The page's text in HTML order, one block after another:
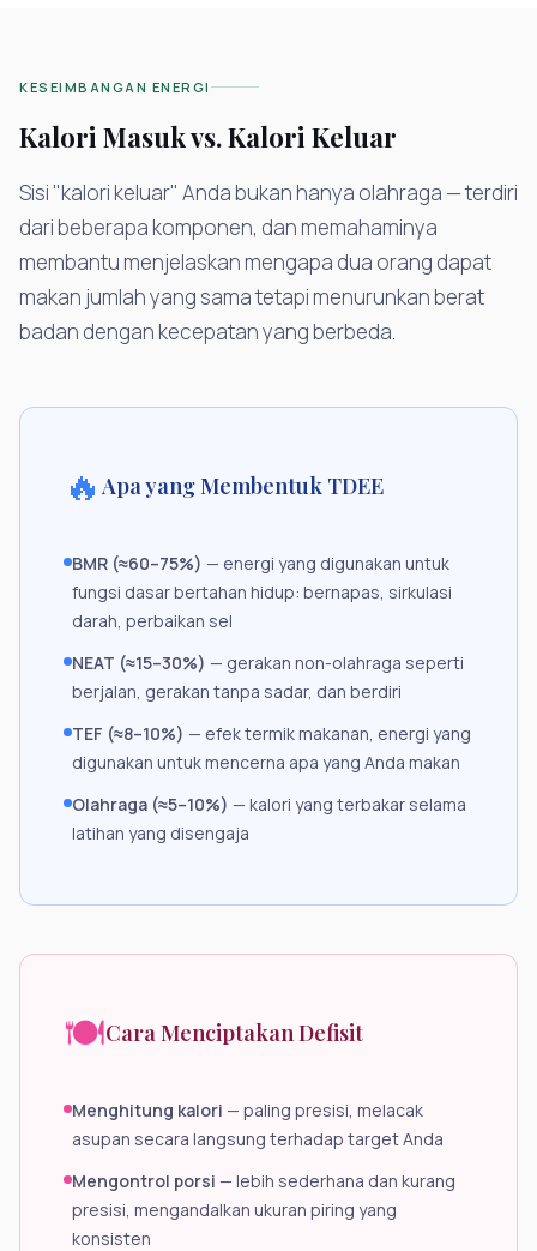
KESEIMBANGAN ENERGI
Kalori Masuk vs. Kalori Keluar
Sisi "kalori keluar" Anda bukan hanya olahraga — terdiri
dari beberapa komponen, dan memahaminya
membantu menjelaskan mengapa dua orang dapat
makan jumlah yang sama tetapi menurunkan berat
badan dengan kecepatan yang berbeda.
🔥 Apa yang Membentuk TDEE
BMR (≈60–75%) — energi yang digunakan untuk
fungsi dasar bertahan hidup: bernapas, sirkulasi
darah, perbaikan sel
NEAT (≈15–30%) — gerakan non-olahraga seperti
berjalan, gerakan tanpa sadar, dan berdiri
TEF (≈8–10%) — efek termik makanan, energi yang
digunakan untuk mencerna apa yang Anda makan
Olahraga (≈5–10%) — kalori yang terbakar selama
latihan yang disengaja
🍽️Cara Menciptakan Defisit
Menghitung kalori — paling presisi, melacak
asupan secara langsung terhadap target Anda
Mengontrol porsi — lebih sederhana dan kurang
presisi, mengandalkan ukuran piring yang
konsisten